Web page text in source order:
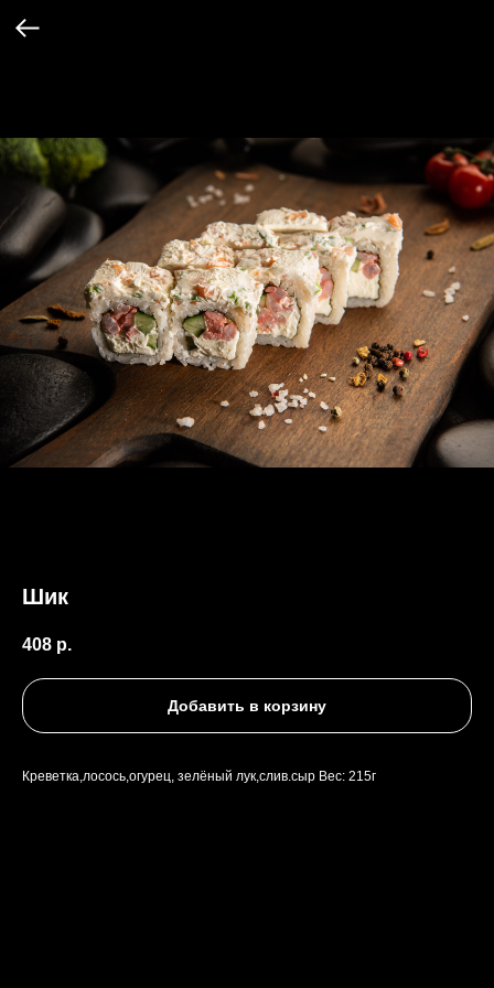
Шик
408 р.
Добавить в корзину
Креветка,лосось,огурец, зелёный лук,слив.сыр Вес: 215г